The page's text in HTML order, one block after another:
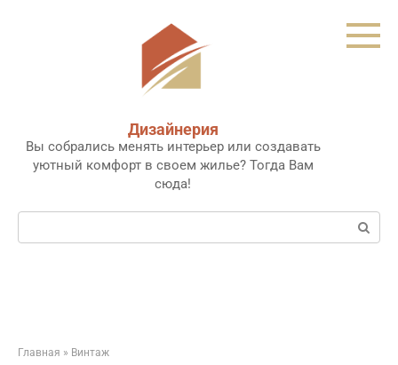
Дизайнерия
Вы собрались менять интерьер или создавать
уютный комфорт в своем жилье? Тогда Вам
сюда!
Поиск:
Главная » Винтаж